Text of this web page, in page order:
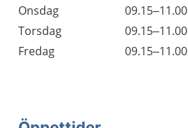
Onsdag
09.15–11.00
Torsdag
09.15–11.00
Fredag
09.15–11.00